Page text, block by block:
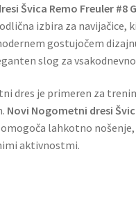
Švica Remo Freuler #8
izbira za navijačice,
gostujočem
slog za
dres je primeren za
Novi Nogometni dresi
omogoča lahkotno
aktivnostmi.